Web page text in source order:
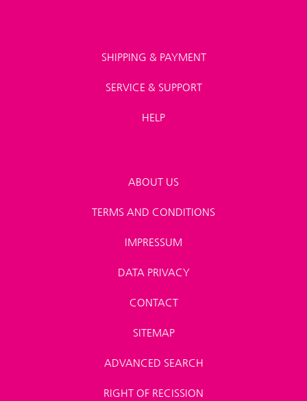
SHIPPING & PAYMENT
SERVICE & SUPPORT
HELP
ABOUT US
TERMS AND CONDITIONS
IMPRESSUM
DATA PRIVACY
CONTACT
SITEMAP
ADVANCED SEARCH
RIGHT OF RECISSION